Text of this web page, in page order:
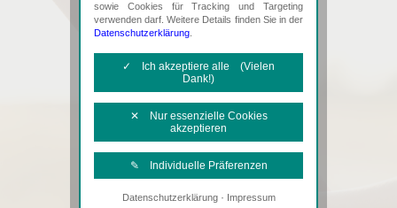
sowie Cookies für Tracking und Targeting
verwenden darf. Weitere Details finden Sie in der
Datenschutzerklärung
✓ Ich akzeptiere alle (Vielen
Dank!)
✕ Nur essenzielle Cookies
akzeptieren
✎ Individuelle Präferenzen
Notwendige Cookies
Datenschutzerklärung· Impressum